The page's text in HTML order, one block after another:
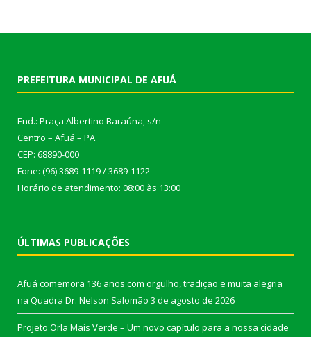
PREFEITURA MUNICIPAL DE AFUÁ
End.: Praça Albertino Baraúna, s/n
Centro – Afuá – PA
CEP: 68890-000
Fone: (96) 3689-1119 / 3689-1122
Horário de atendimento: 08:00 às 13:00
ÚLTIMAS PUBLICAÇÕES
Afuá comemora 136 anos com orgulho, tradição e muita alegria
na Quadra Dr. Nelson Salomão 3 de agosto de 2026
Projeto Orla Mais Verde – Um novo capítulo para a nossa cidade